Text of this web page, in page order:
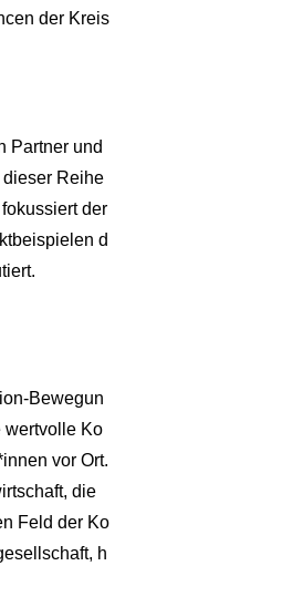
der Kreis
Partner und
Reihe
der
d
Bewegun
wertvolle Ko
vor Ort.
die
Feld der Ko
h